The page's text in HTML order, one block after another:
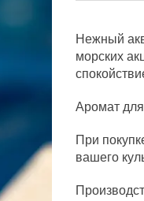
Нежный
морских
Аромат
При
вашего